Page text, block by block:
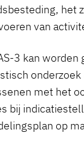
het
van
3 kan
met het
bij
op